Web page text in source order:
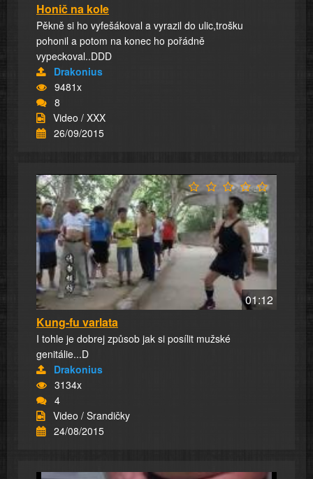
Honič na kole
Pěkně si ho vyfešákoval a vyrazil do ulic,trošku
pohonil a potom na konec ho pořádně
vypeckoval..DDD
Drakonius
9481x
8
Video / XXX
26/09/2015
01:12
Kung-fu varlata
I tohle je dobrej způsob jak si posílit mužské
genitálie...D
Drakonius
3134x
4
Video / Srandičky
24/08/2015